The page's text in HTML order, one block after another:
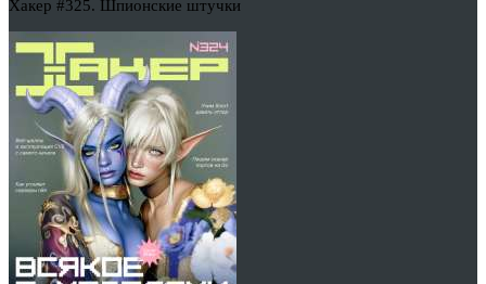
Хакер #325. Шпионские штучки